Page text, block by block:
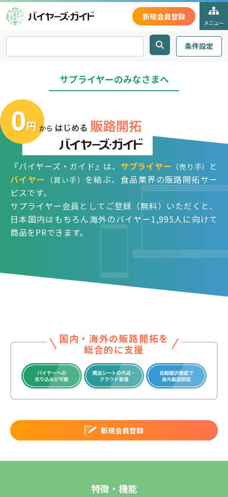
新規会員登録
メニュー
条件設定
サプライヤーのみなさまへ
『バイヤーズ・ガイド』は、 サプライヤー （売り手）
と
バイヤー
（買い手） を結ぶ、食品業界の販路開拓サー
ビスです。
サプライヤー会員としてご登録（無料）いただくと、
日本国内はもちろん海外のバイヤー1,995人に向けて
商品をPRできます。
国内・海外の販路開拓を
総合的に支援
新規会員登録
特徴・機能